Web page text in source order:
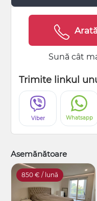
Sună cât
Trimite linkul
Viber Whatsapp
Asemănătoare
850 € / lună